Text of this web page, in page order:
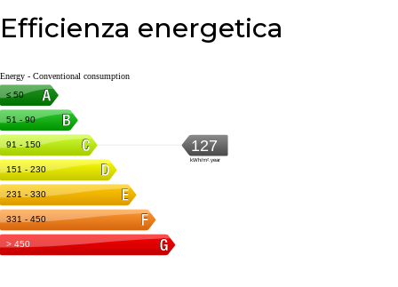
Efficienza energetica